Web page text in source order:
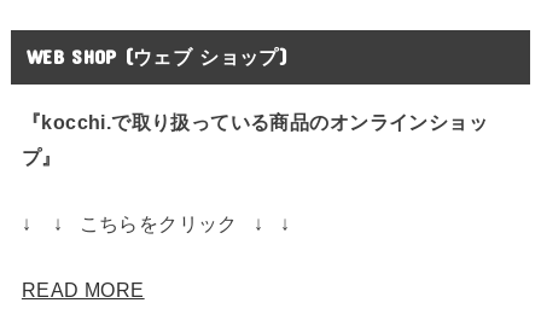
WEB SHOP (ウェブ ショップ)
『kocchi.で取り扱っている商品のオンラインショッ
プ』
↓ ↓ こちらをクリック ↓ ↓
READ MORE